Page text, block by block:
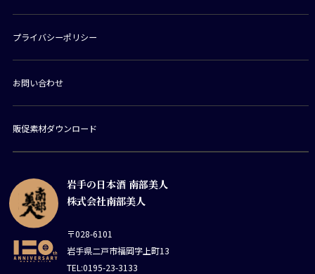
岩手の日本酒 南部美人
株式会社南部美人
〒028-6101
岩手県二戸市福岡字上町13
TEL:0195-23-3133
プライバシーポリシー
お問い合わせ
販促素材ダウンロード